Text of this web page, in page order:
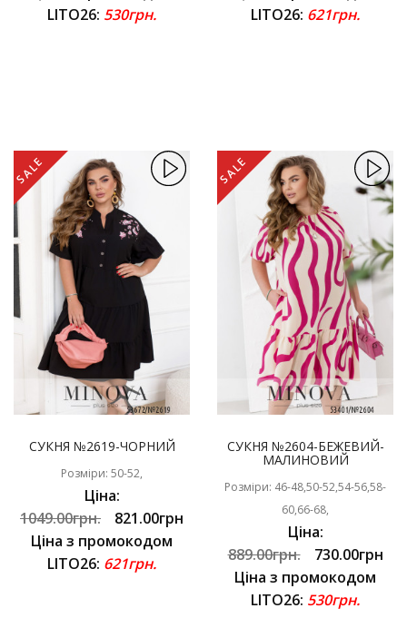
LITO26: 530грн.
LITO26: 621грн.
SALE
СУКНЯ №2619-ЧОРНИЙ
Розміри: 50-52,
Ціна:
1049.00грн.
821.00грн
Ціна з промокодом
LITO26: 621грн.
SALE
СУКНЯ №2604-БЕЖЕВИЙ-
МАЛИНОВИЙ
Розміри: 46-48,50-52,54-56,58-
60,66-68,
Ціна:
889.00грн.
730.00грн
Ціна з промокодом
LITO26: 530грн.